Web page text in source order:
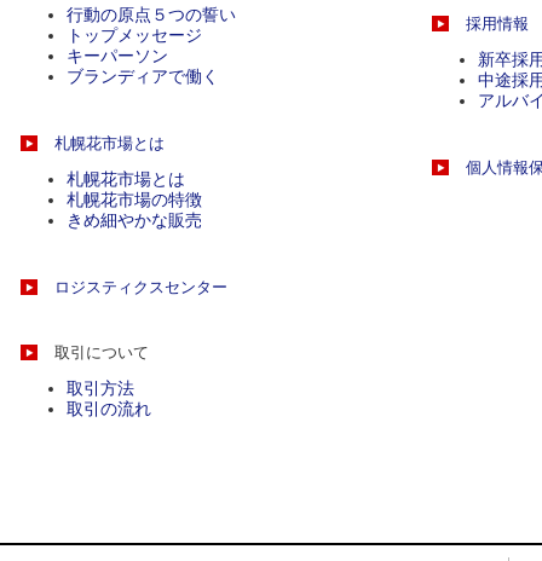
行動の原点５つの誓い
トップメッセージ
キーパーソン
ブランディアで働く
札幌花市場とは
札幌花市場とは
札幌花市場の特徴
きめ細やかな販売
ロジスティクスセンター
取引について
取引方法
取引の流れ
採用情報
新卒採
中途採
アルバ
個人情報